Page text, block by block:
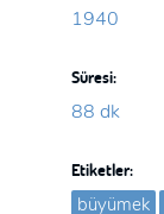
1940
Süresi:
88 dk
Etiketler:
büyümek